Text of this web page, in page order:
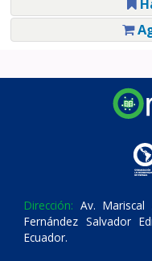
Dirección: Av.
Fernández Salvador
Ecuador.